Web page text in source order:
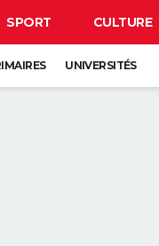
SPORT CULTURE
UNIVERSITÉS